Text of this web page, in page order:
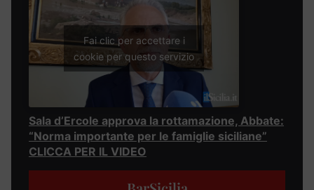
Fai clic per accettare i
cookie per questo servizio
Sala d’Ercole approva la rottamazione, Abbate:
“Norma importante per le famiglie siciliane”
CLICCA PER IL VIDEO